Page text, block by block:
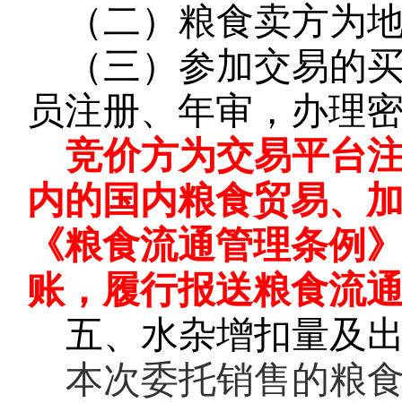
（二）粮食卖方为
（三）参加交易的
员注册、年审，办理
竞价方为交易平台
内的国内粮食贸易、
《粮食流通管理条例
账，履行报送粮食流
五、水杂增扣量及
本次委托销售的粮